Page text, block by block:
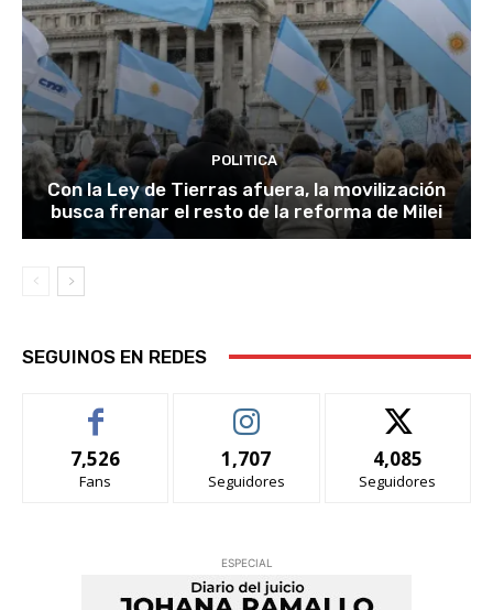
POLITICA
Con la Ley de Tierras afuera, la movilización
busca frenar el resto de la reforma de Milei
SEGUINOS EN REDES
7,526
Fans
1,707
Seguidores
4,085
Seguidores
ESPECIAL